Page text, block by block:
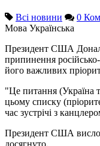
Всі новини
0
Мова Українська
Президент США
припинення
його важливих
"Це питання (Україна
цьому списку
час зустрічі з
Президент США
досягнуто.